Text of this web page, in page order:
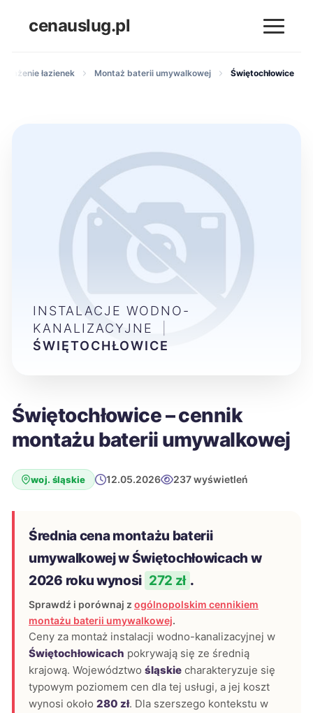
cenauslug.pl
łazienek Montaż baterii umywalkowej Świętochłowice
Świętochłowice – cennik
montażu baterii umywalkowej
woj. śląskie 12.05.2026 237 wyświetleń
Średnia cena montażu baterii
umywalkowej w Świętochłowicach w
2026 roku wynosi 272 zł .
Sprawdź i porównaj z ogólnopolskim cennikiem
montażu baterii umywalkowej.
Ceny za montaż instalacji wodno-kanalizacyjnej w
Świętochłowicach pokrywają się ze średnią
krajową. Województwo śląskie charakteryzuje się
typowym poziomem cen dla tej usługi, a jej koszt
wynosi około 280 zł. Dla szerszego kontekstu w
INSTALACJE WODNO-
KANALIZACYJNE
ŚWIĘTOCHŁOWICE